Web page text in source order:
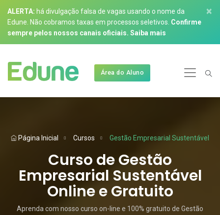
ALERTA: há divulgação falsa de vagas usando o nome da
Edune. Não cobramos taxas em processos seletivos. Confirme
sempre pelos nossos canais oficiais. Saiba mais
×
Área do Aluno
Página Inicial Cursos Gestão Empresarial Sustentável
Curso de Gestão
Empresarial Sustentável
Online e Gratuito
Aprenda com nosso curso on-line e 100% gratuito de Gestão